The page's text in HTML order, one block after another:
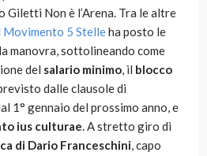
Giletti Non è l’Arena. Tra le altre
Movimento 5 Stelleha posto le
manovra, sottolineando come
del salario minimo, il blocco
dalle clausole di
1° gennaio del prossimo anno, e
ius culturae. A stretto giro di
di Dario Franceschini, capo